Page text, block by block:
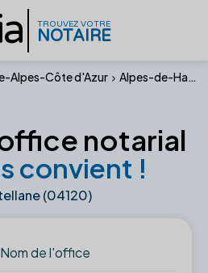
TROUVEZ VOTRE
NOTAIRE
Alpes-Côte d'Azur Alpes-de-Haute-Provence
notarial
convient !
(04120)